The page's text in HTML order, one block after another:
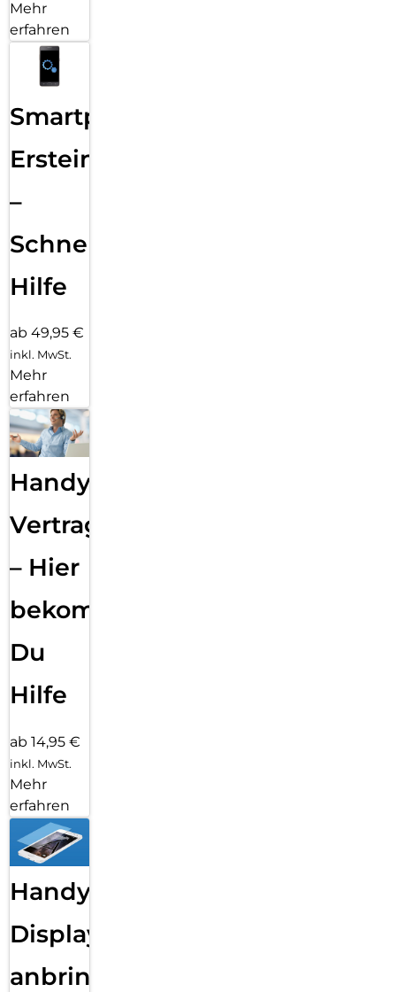
Mehr
erfahren
Smartphone
Ersteinrichtung
–
Schnelle
Hilfe
ab 49,95 €
inkl. MwSt.
Mehr
erfahren
Handy
Vertragsabwicklung
– Hier
bekommst
Du
Hilfe
ab 14,95 €
inkl. MwSt.
Mehr
erfahren
Handy
Displayfolie
anbringen